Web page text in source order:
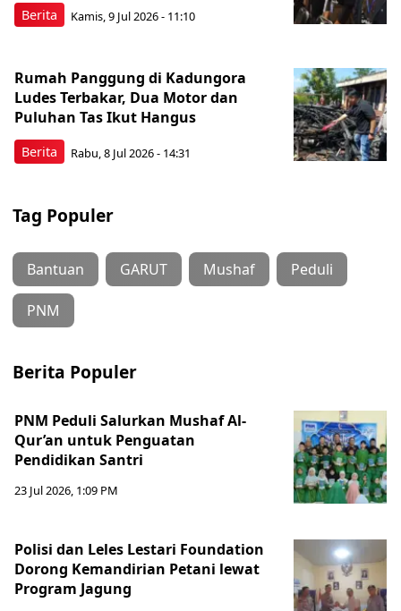
Berita Kamis, 9 Jul 2026 - 11:10
Berita
Rumah Panggung di Kadungora
Ludes Terbakar, Dua Motor dan
Puluhan Tas Ikut Hangus
Rabu, 8 Jul 2026 - 14:31
Tag Populer
Bantuan GARUT Mushaf Peduli
PNM
Berita Populer
PNM Peduli Salurkan Mushaf Al-
Qur’an untuk Penguatan
Pendidikan Santri
23 Jul 2026, 1:09 PM
Polisi dan Leles Lestari Foundation
Dorong Kemandirian Petani lewat
Program Jagung